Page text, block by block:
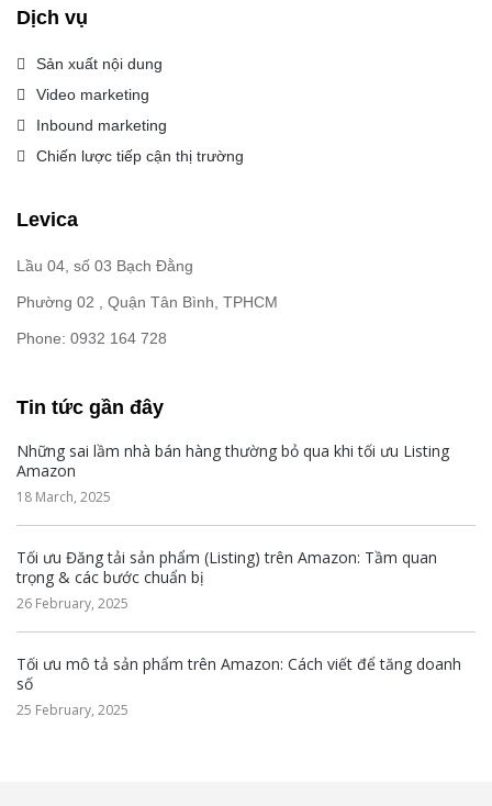
Dịch vụ
Sản xuất nội dung
Video marketing
Inbound marketing
Chiến lược tiếp cận thị trường
Levica
Lầu 04, số 03 Bạch Đằng
Phường 02 , Quận Tân Bình, TPHCM
Phone: 0932 164 728
Tin tức gần đây
Những sai lầm nhà bán hàng thường bỏ qua khi tối ưu Listing
Amazon
18 March, 2025
Tối ưu Đăng tải sản phẩm (Listing) trên Amazon: Tầm quan
trọng & các bước chuẩn bị
26 February, 2025
Tối ưu mô tả sản phẩm trên Amazon: Cách viết để tăng doanh
số
25 February, 2025